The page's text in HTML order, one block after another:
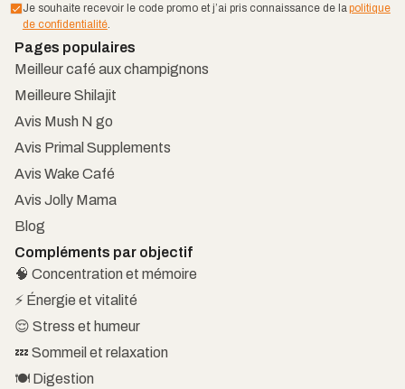
Je souhaite recevoir le code promo et j’ai pris connaissance de lapolitique
de confidentialité.
Pages populaires
Meilleur café aux champignons
Meilleure Shilajit
Avis Mush N go
Avis Primal Supplements
Avis Wake Café
Avis Jolly Mama
Blog
Compléments par objectif
🧠 Concentration et mémoire
⚡ Énergie et vitalité
😌 Stress et humeur
💤 Sommeil et relaxation
🍽️ Digestion